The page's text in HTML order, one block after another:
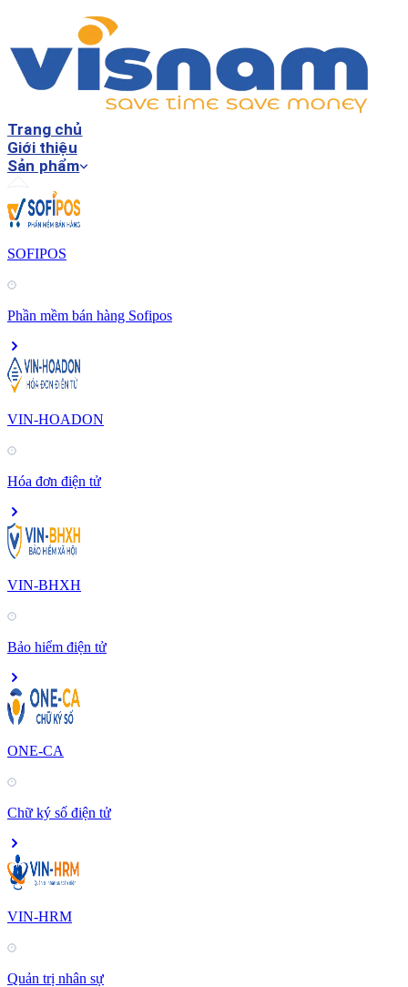
Trang chủ
Giới thiệu
Sản phẩm
SOFIPOS
Phần mềm bán hàng Sofipos
VIN-HOADON
Hóa đơn điện tử
VIN-BHXH
Bảo hiểm điện tử
ONE-CA
Chữ ký số điện tử
VIN-HRM
Quản trị nhân sự